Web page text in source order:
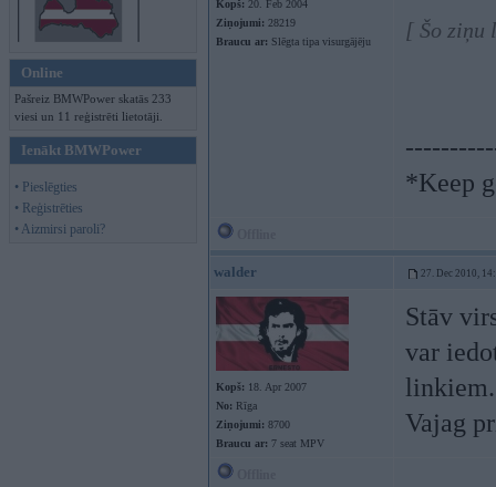
Online
Pašreiz BMWPower skatās 233
viesi un 11 reģistrēti lietotāji.
Ienākt BMWPower
• Pieslēgties
• Reģistrēties
• Aizmirsi paroli?
Kopš: 20. Feb 2004
Ziņojumi: 28219
Braucu ar: Slēgta tipa visurgājēju [ Šo ziņu
*Keep
walder 27. Dec 2010,
Kopš: 18. Apr 2007
No: Rīga
Ziņojumi: 8700
Braucu ar: 7 seat MPV
Stāv
var
linkiem.
Vajag